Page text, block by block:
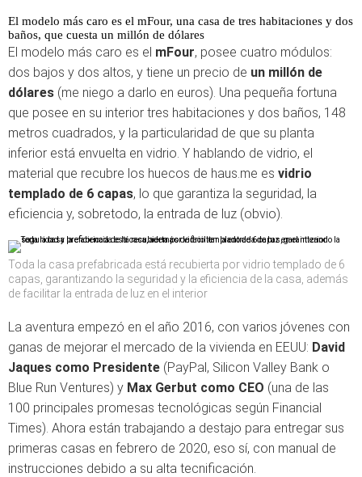
El modelo más caro es el mFour, una casa de tres habitaciones y dos
baños, que cuesta un millón de dólares
El modelo más caro es el mFour, posee cuatro módulos:
dos bajos y dos altos, y tiene un precio de un millón de
dólares (me niego a darlo en euros). Una pequeña fortuna
que posee en su interior tres habitaciones y dos baños, 148
metros cuadrados, y la particularidad de que su planta
inferior está envuelta en vidrio. Y hablando de vidrio, el
material que recubre los huecos de haus.me es vidrio
templado de 6 capas, lo que garantiza la seguridad, la
eficiencia y, sobretodo, la entrada de luz (obvio).
Toda la casa prefabricada está recubierta por vidrio templado de 6
capas, garantizando la seguridad y la eficiencia de la casa, además
de facilitar la entrada de luz en el interior
La aventura empezó en el año 2016, con varios jóvenes con
ganas de mejorar el mercado de la vivienda en EEUU: David
Jaques como Presidente (PayPal, Silicon Valley Bank o
Blue Run Ventures) y Max Gerbut como CEO (una de las
100 principales promesas tecnológicas según Financial
Times). Ahora están trabajando a destajo para entregar sus
primeras casas en febrero de 2020, eso sí, con manual de
instrucciones debido a su alta tecnificación.